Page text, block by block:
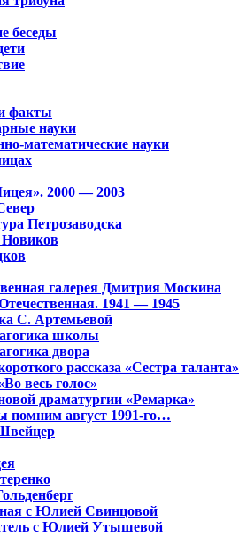
беседы
факты
науки
математические науки
2000 — 2003
Петрозаводска
галерея Дмитрия Москина
1941 — 1945
С. Артемьевой
школы
двора
рассказа «Сестра таланта»
весь голос»
драматургии «Ремарка»
помним август 1991-го…
с Юлией Свинцовой
с Юлией Утышевой